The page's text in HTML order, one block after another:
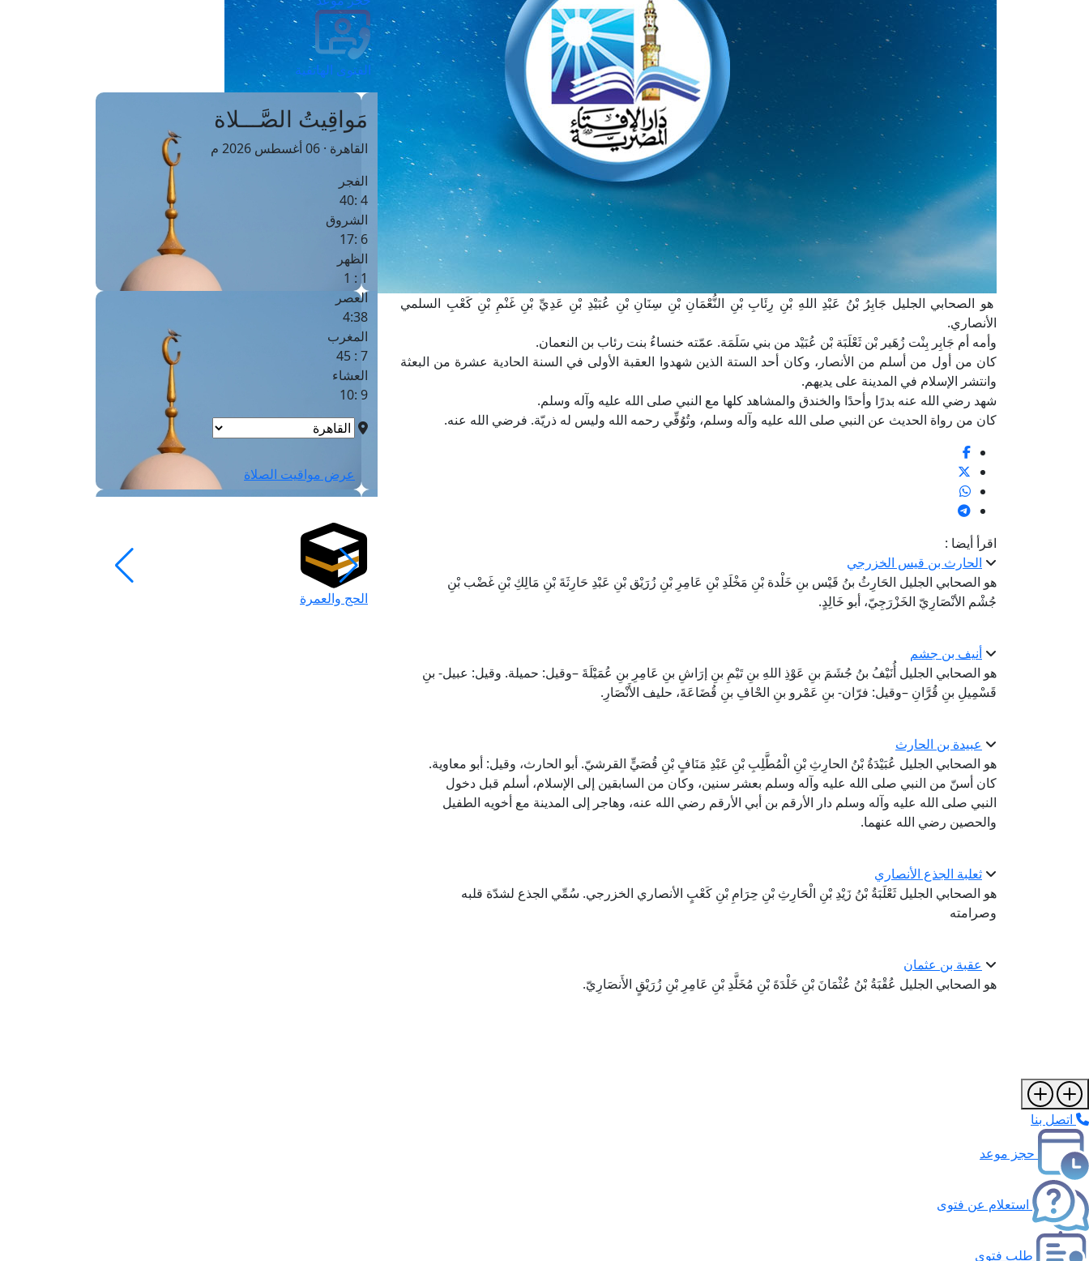
هو الصحابي الجليل جَابِرُ بْنُ عَبْدِ اللهِ بْنِ رِئَابِ بْنِ النُّعْمَانِ بْنِ سِنَانِ بْنِ عُبَيْدِ بْنِ عَدِيِّ بْنِ غَنْمِ بْنِ كَعْبِ السلمي
الأنصاري.
وأمه أم جَابِر بِنْت زُهَير بْن ثَعْلَبَة بْن عُبَيْد من بني سَلَمَة. عمّته خنساءُ بنت رئاب بن النعمان.
كان من أول من أسلم من الأنصار، وكان أحد الستة الذين شهدوا العقبة الأولى في السنة الحادية عشرة من البعثة
وانتشر الإسلام في المدينة على يديهم.
شهد رضي الله عنه بدرًا وأحدًا والخندق والمشاهد كلها مع النبي صلى الله عليه وآله وسلم.
كان من رواة الحديث عن النبي صلى الله عليه وآله وسلم، وتُوُفِّي رحمه الله وليس له ذريّة. فرضي الله عنه.
اقرأ أيضا :
الحارث بن قيس الخزرجي
هو الصحابي الجليل الحَارِثُ بنُ قَيْس بنِ خَلْدة بْنِ مَخْلَدِ بْنِ عَامِرِ بْنِ زُرَيْق بْنِ عَبْدِ حَارِثَةَ بْنِ مَالِكِ بْنِ غَضْب بْنِ
جُشْم الأنْصَارِيّ الخَزْرَجِيّ، أبو خَالِدٍ.
أنيف بن جشم
هو الصحابي الجليل أُنَيْفُ بنُ جُشَمَ بنِ عَوْذِ اللهِ بنِ تَيْمِ بنِ إرَاشِ بنِ عَامِرِ بنِ عُمَيْلَةَ –وقيل: حميلة. وقيل: عبيل- بنِ
قَسْمِيلِ بنِ قُرَّانِ –وقيل: فرّان- بنِ عَمْرو بنِ الحْافِ بنِ قُضَاعَةَ، حليف الأَنْصَارِ.
عبيدة بن الحارث
هو الصحابي الجليل عُبَيْدَةُ بْنُ الحارِثِ بْنِ الْمُطَّلِبِ بْنِ عَبْدِ مَنَافٍ بْنِ قُصَيٍّ القرشيّ. أبو الحارث، وقيل: أبو معاوية.
كان أسنّ من النبي صلى الله عليه وآله وسلم بعشر سنين، وكان من السابقين إلى الإسلام، أسلم قبل دخول
النبي صلى الله عليه وآله وسلم دار الأرقم بن أبي الأرقم رضي الله عنه، وهاجر إلى المدينة مع أخويه الطفيل
والحصين رضي الله عنهما.
ثعلبة الجذع الأنصاري
هو الصحابي الجليل ثَعْلَبَةُ بْنُ زَيْدِ بْنِ الْحَارِثِ بْنِ حِرَامِ بْنِ كَعْبٍ الأنصاري الخزرجي. سُمِّي الجذع لشدّة قلبه
وصرامته
عقبة بن عثمان
هو الصحابي الجليل عُقْبَةُ بْنُ عُثْمَانَ بْنِ خَلْدَةَ بْنِ مُخَلَّدِ بْنِ عَامِرِ بْنِ زُرَيْقٍ الأَنصَارِيّ.
الفتوى الهاتفية
مَواقِيتُ الصَّـــلاة
القاهرة · 06 أغسطس 2026 م
الفجر
4 :40
الشروق
6 :17
الظهر
1 : 1
العصر
4:38
المغرب
7 : 45
العشاء
9 :10
عرض مواقيت الصلاة
الحج والعمرة
اتصل بنا
حجز موعد
استعلام عن فتوى
طلب فتوى